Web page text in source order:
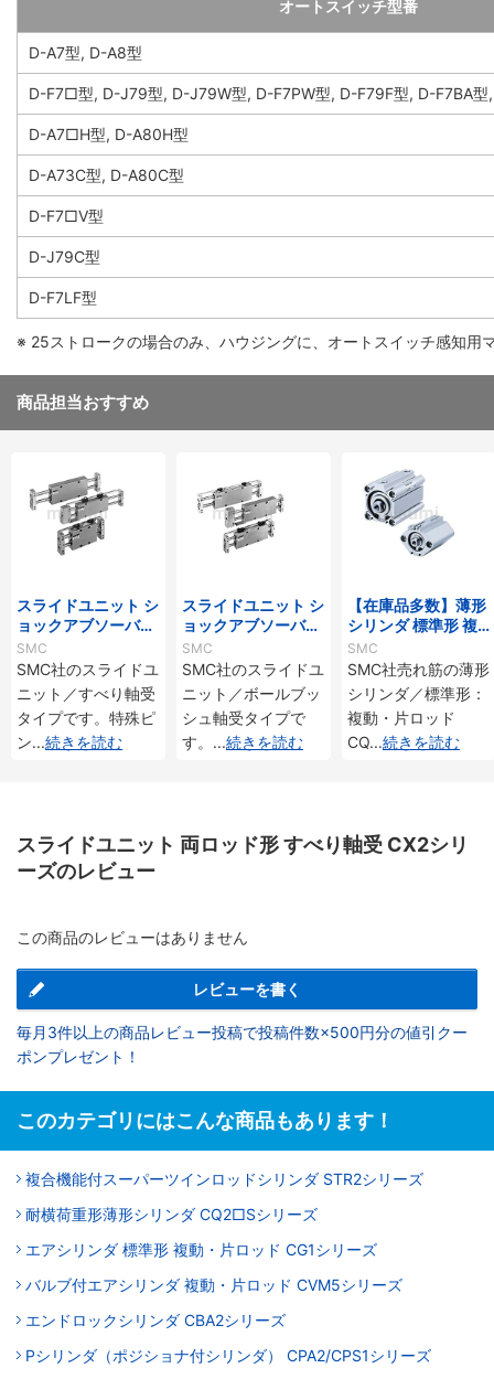
オートスイッチ型番
D-A7型, D-A8型
D-F7□型, D-J79型, D-J79W型, D-F7PW型, D-F79F型, D-F7BA型
D-A7□H型, D-A80H型
D-A73C型, D-A80C型
D-F7□V型
D-J79C型
D-F7LF型
※ 25ストロークの場合のみ、ハウジングに、オートスイッチ感知用
商品担当おすすめ
スライドユニット シ
ョックアブソーバ内
蔵形 すべり軸受 CX
WMシリーズ
SMC
SMC社のスライドユ
ニット／すべり軸受
タイプです。特殊ピ
ン...続きを読む
スライドユニット シ
ョックアブソーバ内
蔵形 ボールブッシュ
軸受 CXWLシリー
SMC
SMC社のスライドユ
ニット／ボールブッ
シュ軸受タイプで
す。 ...続きを読む
【在庫品多数】薄形
シリンダ 標準形 複
動・片ロッド CQ2
シリーズ
SMC
SMC社売れ筋の薄形
シリンダ／標準形：
複動・片ロッド
CQ...続きを読む
スライドユニット 両ロッド形 すべり軸受 CX2シリ
ーズのレビュー
この商品のレビューはありません
レビューを書く
毎月3件以上の商品レビュー投稿で投稿件数×500円分の値引クー
ポンプレゼント！
このカテゴリにはこんな商品もあります！
複合機能付スーパーツインロッドシリンダ STR2シリーズ
耐横荷重形薄形シリンダ CQ2□Sシリーズ
エアシリンダ 標準形 複動・片ロッド CG1シリーズ
バルブ付エアシリンダ 複動・片ロッド CVM5シリーズ
エンドロックシリンダ CBA2シリーズ
Pシリンダ（ポジショナ付シリンダ） CPA2/CPS1シリーズ